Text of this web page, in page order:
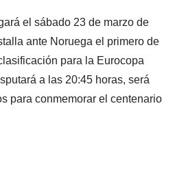
el sábado 23 de marzo de
ante Noruega el primero de
para la Eurocopa
a las 20:45 horas, será
para conmemorar el centenario